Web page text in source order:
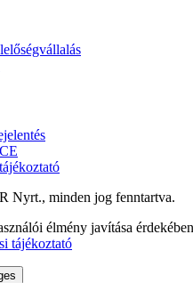
Nyrt., minden jog fenntartva.
élmény javítása
tájékoztató